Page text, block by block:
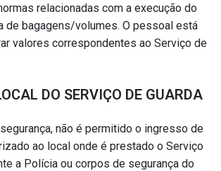
relacionadas com a execução do
de bagagens/volumes. O pessoal está
valores correspondentes ao Serviço de
DO SERVIÇO DE GUARDA
não é permitido o ingresso de
ao local onde é prestado o Serviço
a Polícia ou corpos de segurança do